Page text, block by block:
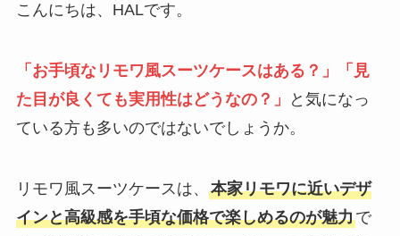
こんにちは、HALです。
「お手頃なリモワ風スーツケースはある？」「見
た目が良くても実用性はどうなの？」
と気になっ
ている方も多いのではないでしょうか。
リモワ風スーツケースは、 本家リモワに近いデザ
インと高級感を手頃な価格で楽しめるのが魅力で